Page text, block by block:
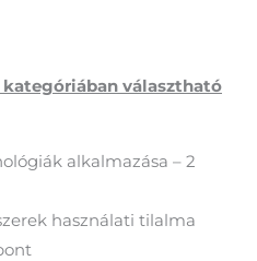
választható
alkalmazása – 2
használati tilalma